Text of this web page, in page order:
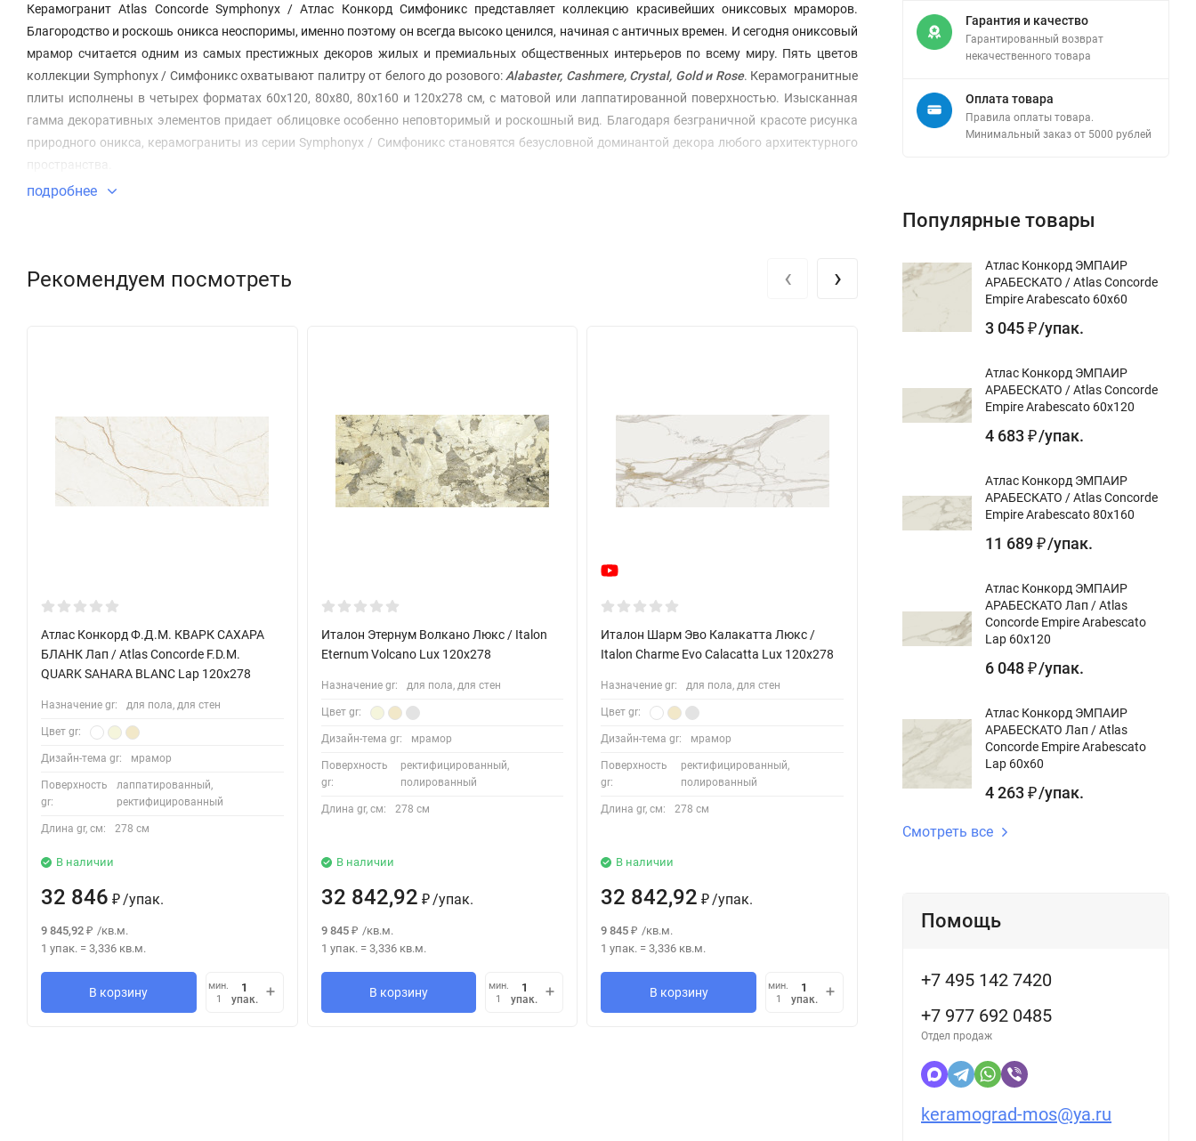
Керамогранит Atlas Concorde Symphonyx / Атлас Конкорд Симфоникс представляет коллекцию красивейших ониксовых мраморов.
Благородство и роскошь оникса неоспоримы, именно поэтому он всегда высоко ценился, начиная с античных времен. И сегодня ониксовый
мрамор считается одним из самых престижных декоров жилых и премиальных общественных интерьеров по всему миру. Пять цветов
коллекции Symphonyx / Симфоникс охватывают палитру от белого до розового: Alabaster, Cashmere, Crystal, Gold и Rose. Керамогранитные
плиты исполнены в четырех форматах 60x120, 80x80, 80x160 и 120x278 см, с матовой или лаппатированной поверхностью. Изысканная
гамма декоративных элементов придает облицовке особенно неповторимый и роскошный вид. Благодаря безграничной красоте рисунка
природного оникса, керамограниты из серии Symphonyx / Симфоникс становятся безусловной доминантой декора любого архитектурного
пространства.
IMCF - модель, размер 290x75x159(h) см, вес тары - 96 кг, размер плиты - 120x278x0,6 см, плит в ящике - 42, количество м2 - 140,11
подробнее
Рекомендуем посмотреть
Атлас Конкорд Ф.Д.М. КВАРК САХАРА
БЛАНК Лап / Atlas Concorde F.D.M.
QUARK SAHARA BLANC Lap 120x278
Назначение gr: для пола, для стен
Цвет gr:
Дизайн-тема gr: мрамор
Поверхность
gr:
лаппатированный,
ректифицированный
Длина gr, см: 278 см
В наличии
32 846 ₽ /упак.
9 845,92 ₽ /кв.м.
1 упак. = 3,336 кв.м.
В корзину
мин.
1
упак.
Италон Этернум Волкано Люкс / Italon
Eternum Volcano Lux 120x278
Назначение gr: для пола, для стен
Цвет gr:
Дизайн-тема gr: мрамор
Поверхность
gr:
ректифицированный,
полированный
Длина gr, см: 278 см
В наличии
32 842,92 ₽ /упак.
9 845 ₽ /кв.м.
1 упак.= 3,336 кв.м.
В корзину
мин.
1
упак.
Италон Шарм Эво Калакатта Люкс /
Italon Charme Evo Calacatta Lux 120x278
Назначение gr: для пола, для стен
Цвет gr:
Дизайн-тема gr: мрамор
Поверхность
gr:
ректифицированный,
полированный
Длина gr, см: 278 см
В наличии
32 842,92 ₽ /упак.
9 845 ₽ /кв.м.
1 упак. =3,336 кв.м.
В корзину
мин.
1
упак.
Атлас Конкорд ЭМПАИР СИЛЬВЕР РУТ
Цвет gr:
Дизайн-тема gr: мрамор
лаппатированный,
ректифицированный
Длина gr, см: 278 см
9 845,92 /кв.м.
мин.
‹ ›
Гарантия и качество
Гарантированный возврат
некачественного товара
Оплата товара
Правила оплаты товара.
Минимальный заказ от 5000 рублей
Популярные товары
Атлас Конкорд ЭМПАИР
АРАБЕСКАТО / Atlas Concorde
Empire Arabescato 60x60
3 045 ₽ /упак.
Атлас Конкорд ЭМПАИР
АРАБЕСКАТО / Atlas Concorde
Empire Arabescato 60x120
4 683 ₽ /упак.
Атлас Конкорд ЭМПАИР
АРАБЕСКАТО / Atlas Concorde
Empire Arabescato 80x160
11 689 ₽ /упак.
Атлас Конкорд ЭМПАИР
АРАБЕСКАТО Лап / Atlas
Concorde Empire Arabescato
Lap 60x120
6 048 ₽ /упак.
Атлас Конкорд ЭМПАИР
АРАБЕСКАТО Лап / Atlas
Concorde Empire Arabescato
Lap 60x60
4 263 ₽ /упак.
Смотреть все
Помощь
+7 495 142 7420
+7 977 692 0485
Отдел продаж
keramograd-mos@ya.ru